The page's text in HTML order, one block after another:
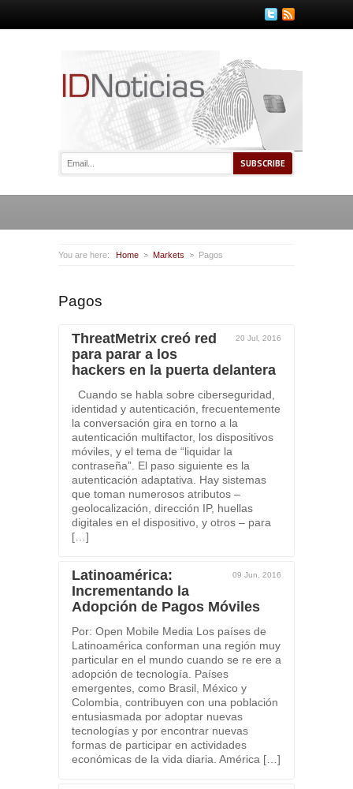
You are here: Home Markets Pagos
Pagos
20 Jul, 2016
ThreatMetrix creó red
para parar a los
hackers en la puerta delantera
Cuando se habla sobre ciberseguridad,
identidad y autenticación, frecuentemente
la conversación gira en torno a la
autenticación multifactor, los dispositivos
móviles, y el tema de “liquidar la
contraseña”. El paso siguiente es la
autenticación adaptativa. Hay sistemas
que toman numerosos atributos –
geolocalización, dirección IP, huellas
digitales en el dispositivo, y otros – para
[…]
09 Jun, 2016
Latinoamérica:
Incrementando la
Adopción de Pagos Móviles
Por: Open Mobile Media Los países de
Latinoamérica conforman una región muy
particular en el mundo cuando se re ere a
adopción de tecnología. Países
emergentes, como Brasil, México y
Colombia, contribuyen con una población
entusiasmada por adoptar nuevas
tecnologías y por encontrar nuevas
formas de participar en actividades
económicas de la vida diaria. América […]